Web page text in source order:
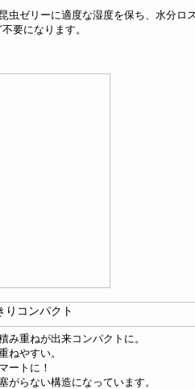
虫ゼリーに適度な湿度を保ち、水分ロ
要になります。
み重ねが出来コンパクトに。
ねやすい。
ートに！
がらない構造になっています。